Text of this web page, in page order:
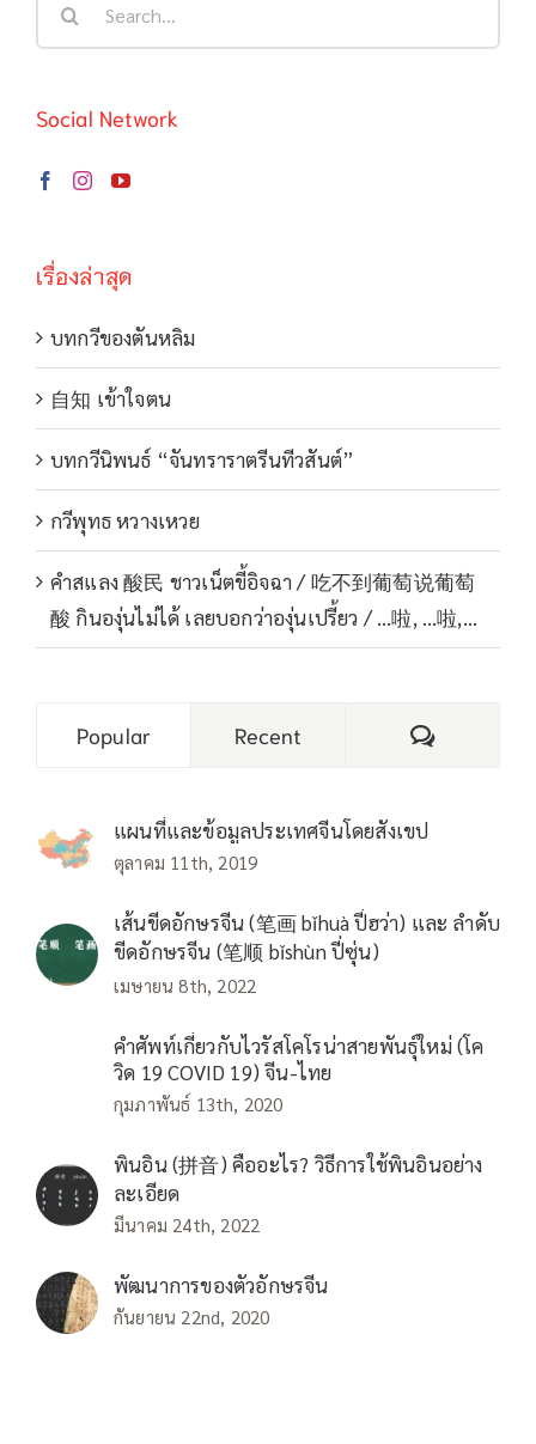
Social Network
เรื่องล่าสุด
บทกวีของตันหลิม
自知 เข้าใจตน
บทกวีนิพนธ์ “จันทราราตรีนทีวสันต์”
กวีพุทธ หวางเหวย
คำสแลง 酸民 ชาวเน็ตขี้อิจฉา / 吃不到葡萄说葡萄
酸 กินองุ่นไม่ได้ เลยบอกว่าองุ่นเปรี้ยว / …啦, …啦,…
Popular Recent Comments
แผนที่และข้อมูลประเทศจีนโดยสังเขป
ตุลาคม 11th, 2019
เส้นขีดอักษรจีน (笔画 bǐhuà ปี่ฮว่า) และ ลำดับ
ขีดอักษรจีน (笔顺 bǐshùn ปี่ซุ่น)
เมษายน 8th, 2022
คำศัพท์เกี่ยวกับไวรัสโคโรน่าสายพันธุ์ใหม่ (โค
วิด 19 COVID 19) จีน-ไทย
กุมภาพันธ์ 13th, 2020
พินอิน (拼音) คืออะไร? วิธีการใช้พินอินอย่าง
ละเอียด
มีนาคม 24th, 2022
พัฒนาการของตัวอักษรจีน
กันยายน 22nd, 2020